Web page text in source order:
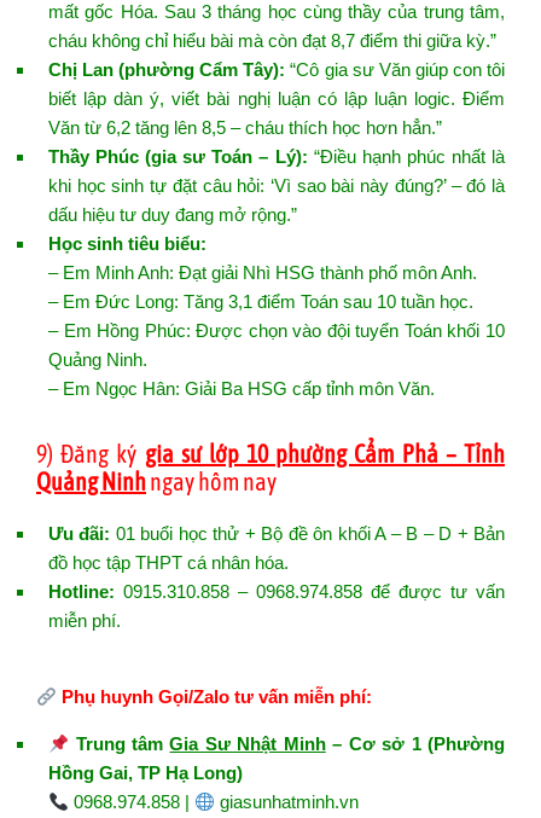
mất gốc Hóa. Sau 3 tháng học cùng thầy của trung tâm,
cháu không chỉ hiểu bài mà còn đạt 8,7 điểm thi giữa kỳ.”
Chị Lan (phường Cẩm Tây): “Cô gia sư Văn giúp con tôi
biết lập dàn ý, viết bài nghị luận có lập luận logic. Điểm
Văn từ 6,2 tăng lên 8,5 – cháu thích học hơn hẳn.”
Thầy Phúc (gia sư Toán – Lý): “Điều hạnh phúc nhất là
khi học sinh tự đặt câu hỏi: ‘Vì sao bài này đúng?’ – đó là
dấu hiệu tư duy đang mở rộng.”
Học sinh tiêu biểu:
– Em Minh Anh: Đạt giải Nhì HSG thành phố môn Anh.
– Em Đức Long: Tăng 3,1 điểm Toán sau 10 tuần học.
– Em Hồng Phúc: Được chọn vào đội tuyển Toán khối 10
Quảng Ninh.
– Em Ngọc Hân: Giải Ba HSG cấp tỉnh môn Văn.
9) Đăng ký gia sư lớp 10 phường Cẩm Phả – Tỉnh
Quảng Ninhngay hôm nay
Ưu đãi: 01 buổi học thử + Bộ đề ôn khối A – B – D + Bản
đồ học tập THPT cá nhân hóa.
Hotline: 0915.310.858 – 0968.974.858 để được tư vấn
miễn phí.
Phụ huynh Gọi/Zalo tư vấn miễn phí:
Trung tâmGia Sư Nhật Minh– Cơ sở 1 (Phường
Hồng Gai, TP Hạ Long)
0968.974.858 |
giasunhatminh.vn